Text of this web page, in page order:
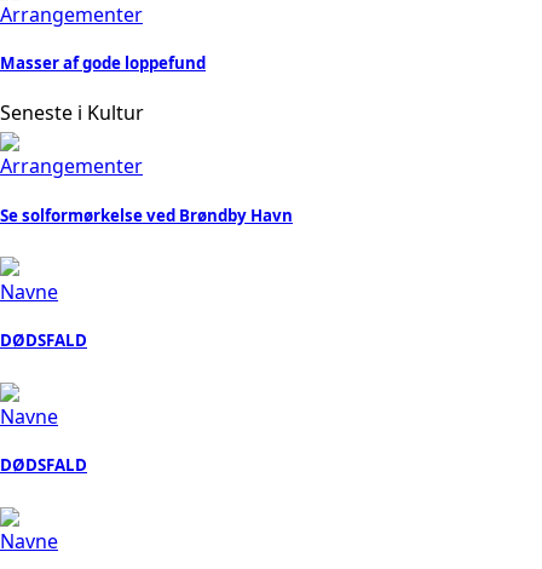
Arrangementer
Masser af gode loppefund
Seneste i Kultur
Arrangementer
Se solformørkelse ved Brøndby Havn
Navne
DØDSFALD
Navne
DØDSFALD
Navne